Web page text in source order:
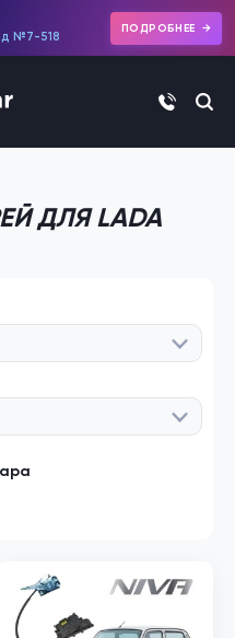
№7-518
ПОДРОБНЕЕ
+7 (495)
ДЛЯ LADA